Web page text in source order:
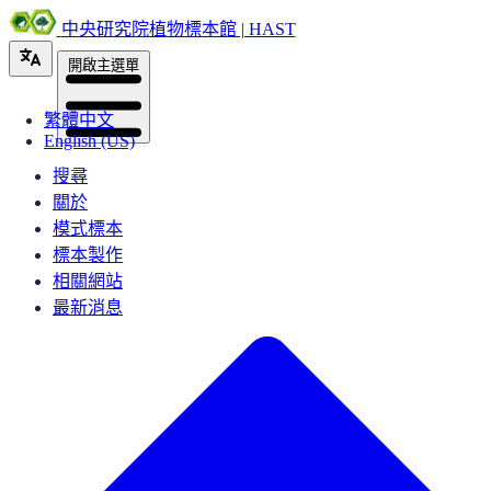
中央研究院植物標本館 | HAST
繁體中文
English (US)
開啟主選單
搜尋
關於
模式標本
標本製作
相關網站
最新消息